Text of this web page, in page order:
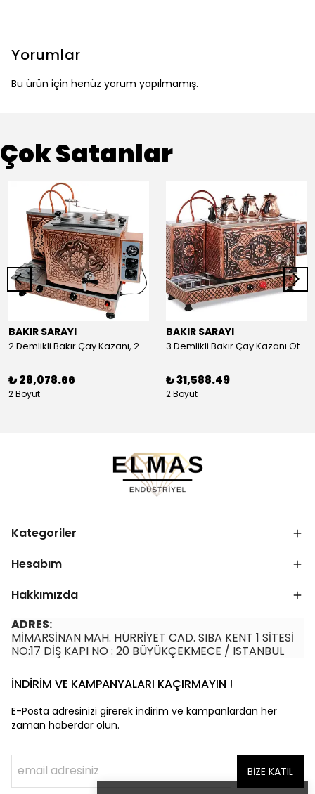
Yorumlar
Bu ürün için henüz yorum yapılmamış.
Çok Satanlar
BAKIR SARAYI
2 Demlikli Bakır Çay Kazanı, 25 Litre
₺ 28,078.66
2 Boyut
BAKIR SARAYI
3 Demlikli Bakır Çay Kazanı Otomatik, 30 Litre
₺ 31,588.49
2 Boyut
Kategoriler
Hesabım
Hakkımızda
ADRES:
MİMARSİNAN MAH. HÜRRİYET CAD. SIBA KENT 1 SİTESİ
NO:17 DİŞ KAPI NO : 20 BÜYÜKÇEKMECE / ISTANBUL
İNDİRİM VE KAMPANYALARI KAÇIRMAYIN !
E-Posta adresinizi girerek indirim ve kampanlardan her
zaman haberdar olun.
BİZE KATIL